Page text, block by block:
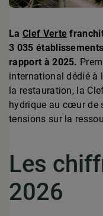
La Clef Verte
3 035
rapport à 2025.
international dédié à
la restauration, la
hydrique au cœur de
tensions sur la
Les
2026